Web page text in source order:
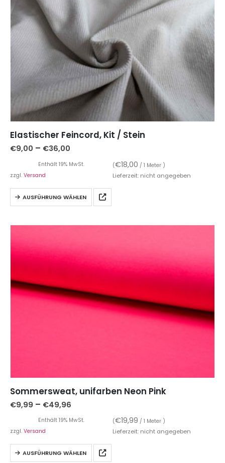
Elastischer Feincord, Kit / Stein
€9,00 – €36,00
Enthält 19% MwSt. (€18,00 / 1 Meter )
zzgl. Versand Lieferzeit: nicht angegeben
AUSFÜHRUNG WÄHLEN
Sommersweat, unifarben Neon Pink
€9,99 – €49,96
Enthält 19% MwSt. (€19,99 / 1 Meter )
zzgl. Versand Lieferzeit: nicht angegeben
AUSFÜHRUNG WÄHLEN